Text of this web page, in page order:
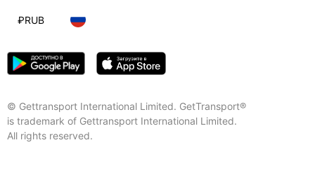
© Gettransport International Limited. GetTransport®
is trademark of Gettransport International Limited.
All rights reserved.
₽RUB